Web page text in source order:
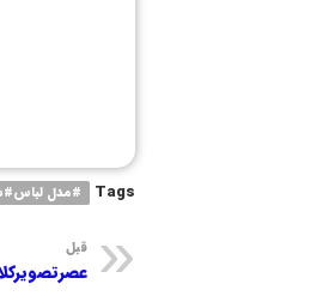
Tags #مدل
قبل